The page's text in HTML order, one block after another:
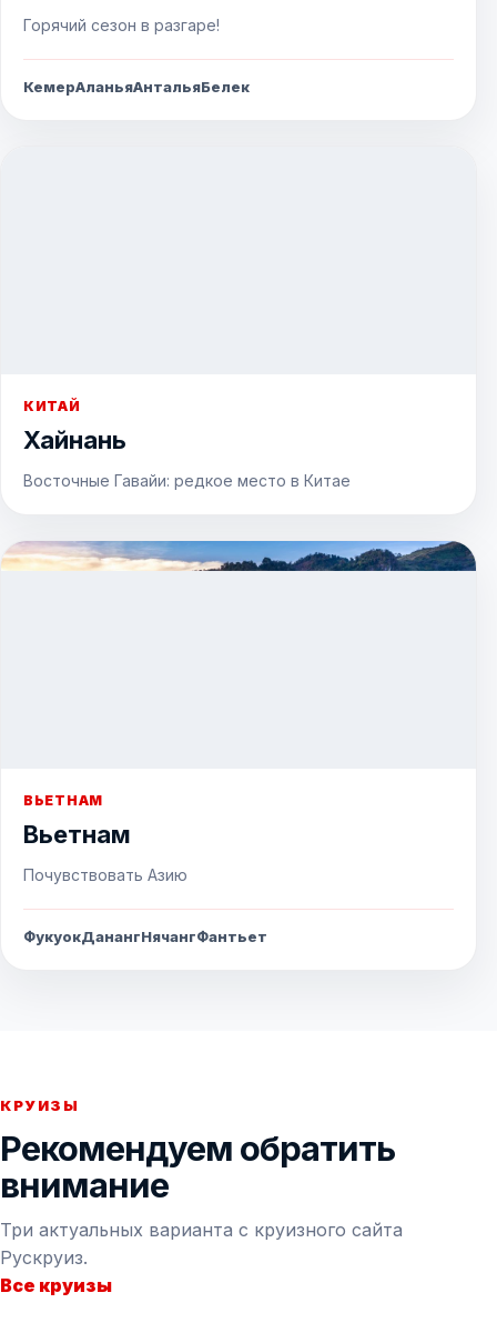
Горячий сезон в разгаре!
КемерАланьяАнтальяБелек
КИТАЙ
Хайнань
Восточные Гавайи: редкое место в Китае
ВЬЕТНАМ
Вьетнам
Почувствовать Азию
ФукуокДанангНячангФантьет
КРУИЗЫ
Рекомендуем обратить
внимание
Три актуальных варианта с круизного сайта
Рускруиз.
Все круизы